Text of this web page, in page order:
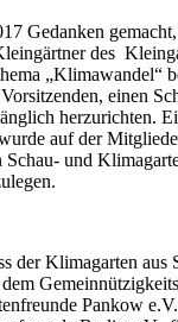
Gedanken
des
„Klimawandel“
einen
herzurichten.
auf der
Schau- und
der Klimagarten aus
Pankow